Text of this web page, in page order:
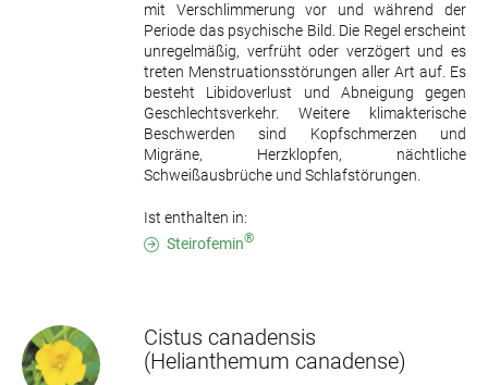
mit Verschlimmerung vor und während der
Periode das psychische Bild. Die Regel erscheint
unregelmäßig, verfrüht oder verzögert und es
treten Menstruationsstörungen aller Art auf. Es
besteht Libidoverlust und Abneigung gegen
Geschlechtsverkehr. Weitere klimakterische
Beschwerden sind Kopfschmerzen und
Migräne, Herzklopfen, nächtliche
Schweißausbrüche und Schlafstörungen.
Ist enthalten in:
Steirofemin®
Cistus canadensis
(Helianthemum canadense)